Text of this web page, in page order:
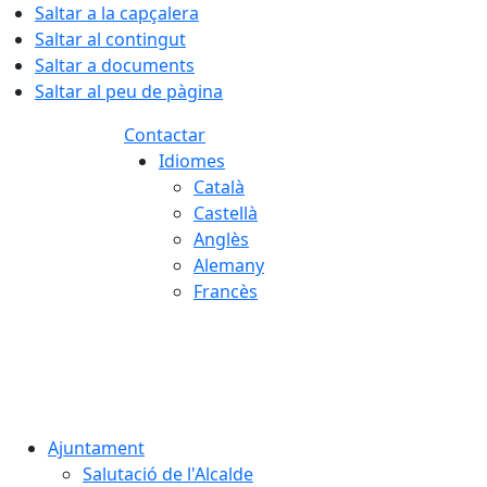
Saltar a la capçalera
Saltar al contingut
Saltar a documents
Saltar al peu de pàgina
Contactar
Idiomes
Català
Castellà
Anglès
Alemany
Francès
Ajuntament
Salutació de l'Alcalde